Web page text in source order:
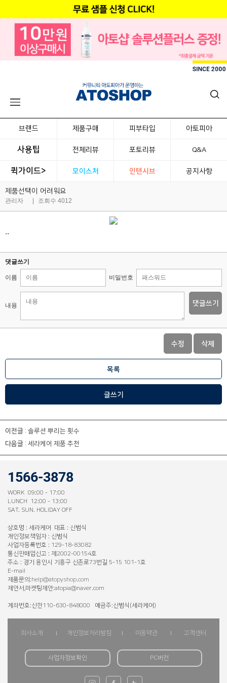
브랜드 제품구매 피부타입 아토피아
사용팁 전체리뷰 포토리뷰 Q&A
퀵가이드> 모이스처 인텐시브 공지사항
제품선택이 어려워요
관리자 | 조회수 4012
..
댓글쓰기
이름 비밀번호
내용 댓글쓰기
수정 삭제
목록
글쓰기
이전글 : 솔루션 뿌리는 횟수
다음글 : 세라케어 제품 추천
1566-3878
WORK 09:00 - 17:00
LUNCH 12:00 - 13:00
SAT. SUN. HOLIDAY OFF
상호명 : 세라케어 대표 : 신범식
개인정보책임자 : 신범식
사업자등록번호 : 129-18-83082
통신판매업신고 : 제2002-00154호
주소 : 경기 용인시 기흥구 신촌로73번길 5-15 101-1호
E-mail
제품문의:help@atopyshop.com
제안서,마켓팅제안:atopia@naver.com
계좌번호:신한110-630-848000 예금주:신범식(세라케어)
회사소개 개인정보처리방침 이용약관 고객센터
사업자정보확인 PC버전